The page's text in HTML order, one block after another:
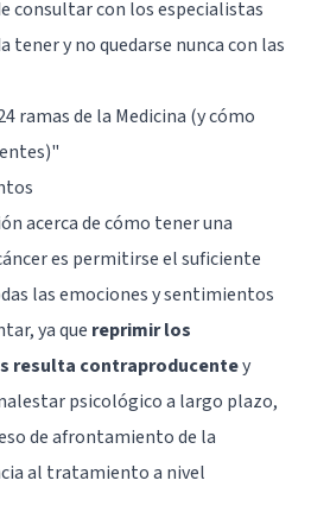
consultar con los especialistas
tener y no quedarse nunca con las
ramas de la Medicina (y cómo
acerca de cómo tener una
es permitirse el suficiente
las emociones y sentimientos
ya que reprimir los
resulta contraproducentey
psicológico a largo plazo,
de afrontamiento de la
al tratamiento a nivel